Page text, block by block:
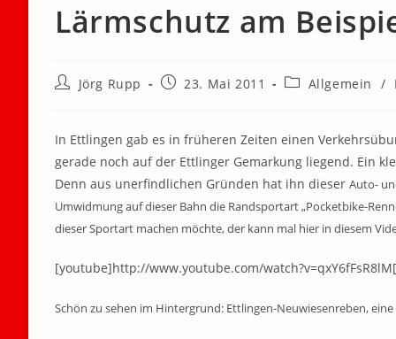
Lärmschutz am
Beitrags-
Jörg Rupp
Beitrag23. Mai 2011
Beitrags-
Allgemein /
In Ettlingen gab es in früheren Zeiten einen
gerade noch auf der Ettlinger Gemarkung liegend. Ein
Denn aus unerfindlichen Gründen hat ihn dieser Auto-
Umwidmung auf dieser Bahn die Randsportart „Pocketbike-
dieser Sportart machen möchte, der kann mal hier in diesem
[youtube]http://www.youtube.com/
Schön zu sehen im Hintergrund: Ettlingen-Neuwiesenreben,